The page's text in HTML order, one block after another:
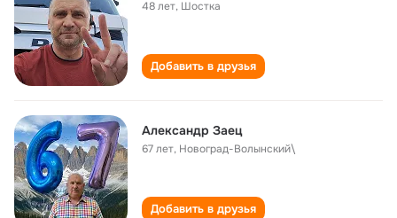
48 лет, Шостка
Добавить в друзья
Александр Заец
67 лет, Новоград-Волынский\
Добавить в друзья